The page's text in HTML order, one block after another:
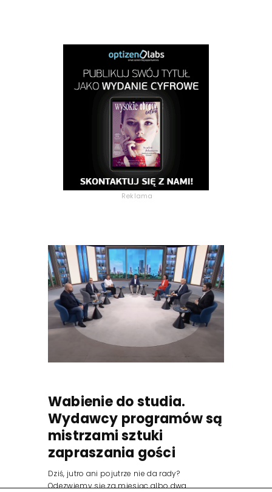
Reklama
Wabienie do studia.
Wydawcy programów są
mistrzami sztuki
zapraszania gości
Dziś, jutro ani pojutrze nie da rady?
Odezwiemy się za miesiąc albo dwa.